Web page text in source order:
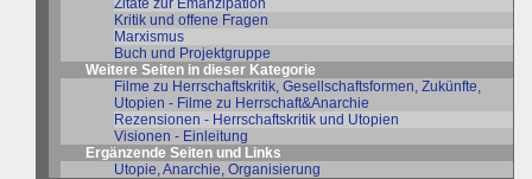
Zitate zur Emanzipation
Kritik und offene Fragen
Marxismus
Buch und Projektgruppe
Weitere Seiten in dieser Kategorie
Filme zu Herrschaftskritik, Gesellschaftsformen, Zukünfte,
Utopien - Filme zu Herrschaft&Anarchie
Rezensionen - Herrschaftskritik und Utopien
Visionen - Einleitung
Ergänzende Seiten und Links
Utopie, Anarchie, Organisierung